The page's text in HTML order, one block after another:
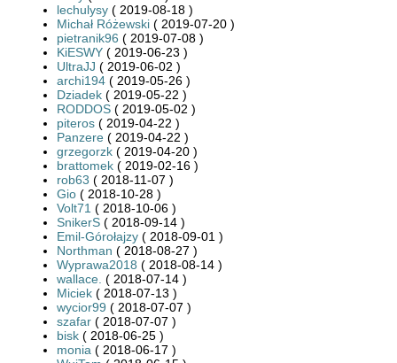
lechulysy ( 2019-08-18 )
Michał Różewski ( 2019-07-20 )
pietranik96 ( 2019-07-08 )
KiESWY ( 2019-06-23 )
UltraJJ ( 2019-06-02 )
archi194 ( 2019-05-26 )
Dziadek ( 2019-05-22 )
RODDOS ( 2019-05-02 )
piteros ( 2019-04-22 )
Panzere ( 2019-04-22 )
grzegorzk ( 2019-04-20 )
brattomek ( 2019-02-16 )
rob63 ( 2018-11-07 )
Gio ( 2018-10-28 )
Volt71 ( 2018-10-06 )
SnikerS ( 2018-09-14 )
Emil-Górołajzy ( 2018-09-01 )
Northman ( 2018-08-27 )
Wyprawa2018 ( 2018-08-14 )
wallace. ( 2018-07-14 )
Miciek ( 2018-07-13 )
wycior99 ( 2018-07-07 )
szafar ( 2018-07-07 )
bisk ( 2018-06-25 )
monia ( 2018-06-17 )